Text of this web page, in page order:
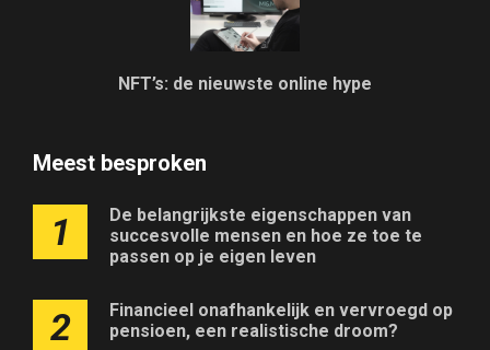
NFT’s: de nieuwste online hype
Meest besproken
1
De belangrijkste eigenschappen van
succesvolle mensen en hoe ze toe te
passen op je eigen leven
2
Financieel onafhankelijk en vervroegd op
pensioen, een realistische droom?